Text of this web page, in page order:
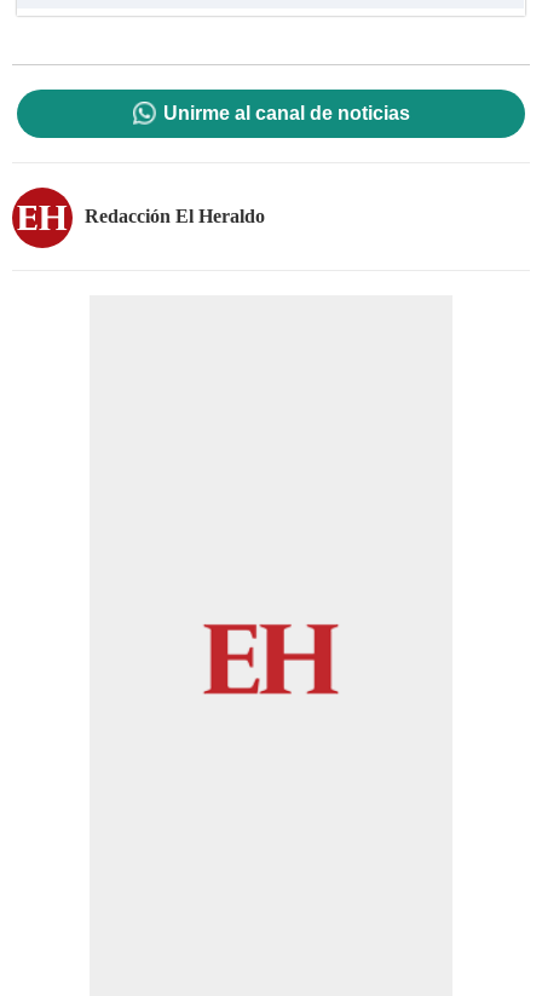
Unirme al canal de noticias
Redacción El Heraldo